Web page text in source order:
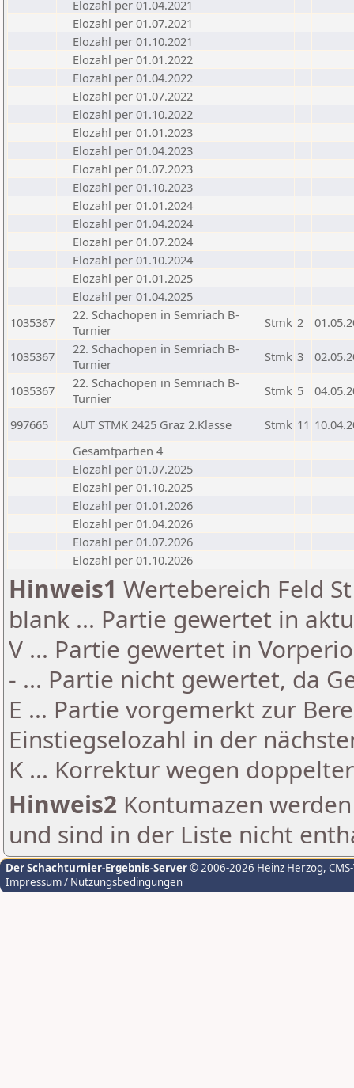
Elozahl per 01.04.2021
Elozahl per 01.07.2021
Elozahl per 01.10.2021
Elozahl per 01.01.2022
Elozahl per 01.04.2022
Elozahl per 01.07.2022
Elozahl per 01.10.2022
Elozahl per 01.01.2023
Elozahl per 01.04.2023
Elozahl per 01.07.2023
Elozahl per 01.10.2023
Elozahl per 01.01.2024
Elozahl per 01.04.2024
Elozahl per 01.07.2024
Elozahl per 01.10.2024
Elozahl per 01.01.2025
Elozahl per 01.04.2025
1035367
22. Schachopen in Semriach B-
Turnier
Stmk 2
1035367
22. Schachopen in Semriach B-
Turnier
Stmk 3
1035367
22. Schachopen in Semriach B-
Turnier
Stmk 5
997665 AUT STMK 2425 Graz 2.Klasse Stmk 11
Gesamtpartien 4
Elozahl per 01.07.2025
Elozahl per 01.10.2025
Elozahl per 01.01.2026
Elozahl per 01.04.2026
Elozahl per 01.07.2026
Elozahl per 01.10.2026
Hinweis1 Wertebereich Feld
blank ... Partie gewertet in
V ... Partie gewertet in
- ... Partie nicht gewertet, da
E ... Partie vorgemerkt zur
Einstiegselozahl in der
K ... Korrektur wegen
Hinweis2 Kontumazen
und sind in der Liste nicht
Der Schachturnier-Ergebnis-Server© 2006-2026 Heinz Herzog,
Impressum / Nutzungsbedingungen